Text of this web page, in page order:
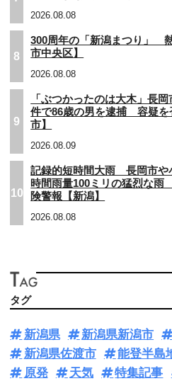
2026.08.08
8
300周年の「新潟まつり」
市中央区】
2026.08.08
9
「ぶつかったのは大木」長
件で86歳の男を逮捕 容疑を
市】
2026.08.09
10
記録的短時間大雨 長岡市や
時間雨量100ミリの猛烈な
険警報【新潟】
2026.08.08
タグ
新潟県 新潟県新潟市
新潟県佐渡市
能登半島
原発
天気 特集記事